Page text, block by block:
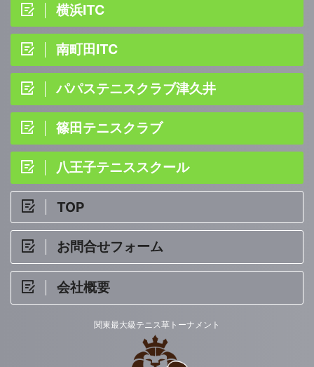
横浜ITC
南町田ITC
パパステニスクラブ津久井
篠田テニスクラブ
八王子テニススクール
TOP
お問合せフォーム
会社概要
関東最大級テニス草トーナメント